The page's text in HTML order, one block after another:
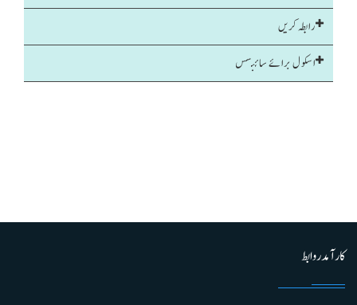
رابطہ کریں
اسکول برائے سائنسس
کارآمد روابط